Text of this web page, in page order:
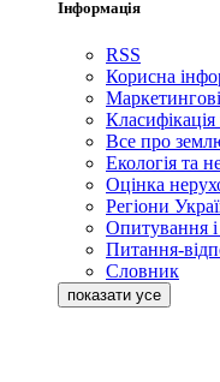
Інформація
RSS
Корисна
Класифікація
Все про
Екологія та
Оцінка
Регіони
Опитування і
Питання-
Словник